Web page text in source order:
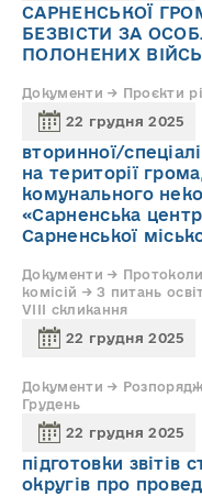
САРНЕНСЬКОЇ
БЕЗВІСТИ ЗА
ПОЛОНЕНИХ
Документи → Проєкти
22 грудня 2025
вторинної/
на території
комунального
«Сарненська
Сарненської
Документи →
комісій → З питань
VIII скликання
22 грудня 2025
Документи →
Грудень
22 грудня 2025
підготовки звітів
округів про